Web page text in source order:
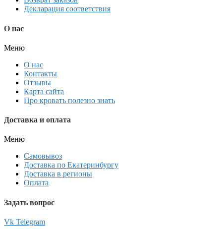
Декларация соответствия
О нас
Меню
О нас
Контакты
Отзывы
Карта сайта
Про кровать полезно знать
Доставка и оплата
Меню
Самовывоз
Доставка по Екатеринбургу
Доставка в регионы
Оплата
Задать вопрос
Vk Telegram